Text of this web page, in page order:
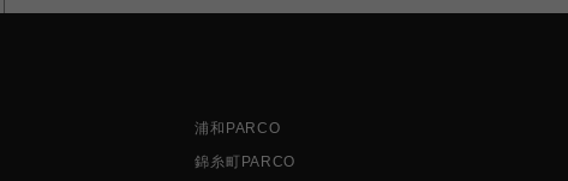
浦和PARCO
錦糸町PARCO